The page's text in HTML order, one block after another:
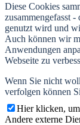
Diese Cookies
zusammengefasst
genutzt wird und
Auch können wir
Anwendungen
Webseite zu
Wenn Sie nicht
verfolgen können
Hier klicken,
Andere externe